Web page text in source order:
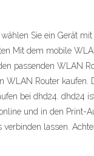
Sie ein Gerät
Mit dem mobile
passenden WLAN
WLAN Router kaufen.
bei dhd24. dhd24
und in den Print-
lassen.